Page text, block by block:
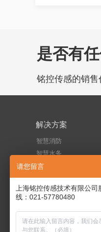
智慧消防
智慧水务
楼宇园区
城市供热
城市管廊
石油石化
解决方案
是否有
铭控传感的销
请您留言
上海铭控传感技术有限公司
线：021-57780480